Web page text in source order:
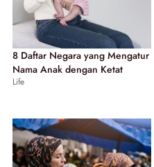
8 Daftar Negara yang Mengatur
Nama Anak dengan Ketat
Life